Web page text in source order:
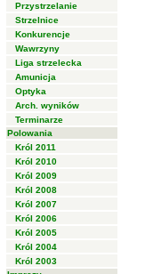
Przystrzelanie
Strzelnice
Konkurencje
Wawrzyny
Liga strzelecka
Amunicja
Optyka
Arch. wyników
Terminarze
Polowania
Król 2011
Król 2010
Król 2009
Król 2008
Król 2007
Król 2006
Król 2005
Król 2004
Król 2003